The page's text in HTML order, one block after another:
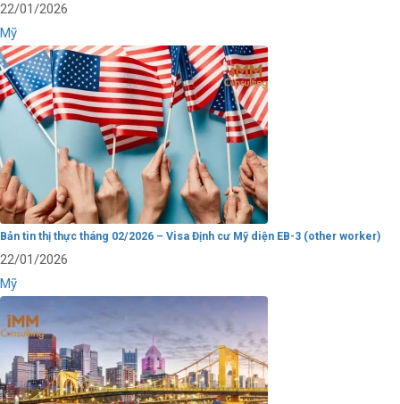
22/01/2026
Mỹ
Bản tin thị thực tháng 02/2026 – Visa Định cư Mỹ diện EB-3 (other worker)
22/01/2026
Mỹ